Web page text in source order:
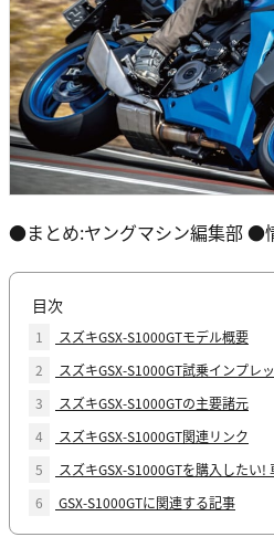
●まとめ:ヤングマシン編集部 ●
目次
1
スズキGSX-S1000GTモデル概要
2
スズキGSX-S1000GT試乗インプレ
3
スズキGSX-S1000GTの主要諸元
4
スズキGSX-S1000GT関連リンク
5
スズキGSX-S1000GTを購入したい!
6
GSX-S1000GTに関連する記事